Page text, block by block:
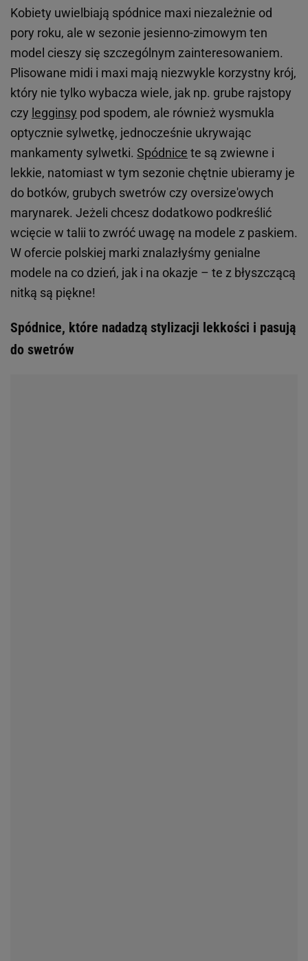
Kobiety uwielbiają spódnice maxi niezależnie od
pory roku, ale w sezonie jesienno-zimowym ten
model cieszy się szczególnym zainteresowaniem.
Plisowane midi i maxi mają niezwykle korzystny krój,
który nie tylko wybacza wiele, jak np. grube rajstopy
czy legginsy pod spodem, ale również wysmukla
optycznie sylwetkę, jednocześnie ukrywając
mankamenty sylwetki. Spódnice te są zwiewne i
lekkie, natomiast w tym sezonie chętnie ubieramy je
do botków, grubych swetrów czy oversize'owych
marynarek. Jeżeli chcesz dodatkowo podkreślić
wcięcie w talii to zwróć uwagę na modele z paskiem.
W ofercie polskiej marki znalazłyśmy genialne
modele na co dzień, jak i na okazje – te z błyszczącą
nitką są piękne!
Spódnice, które nadadzą stylizacji lekkości i pasują
do swetrów